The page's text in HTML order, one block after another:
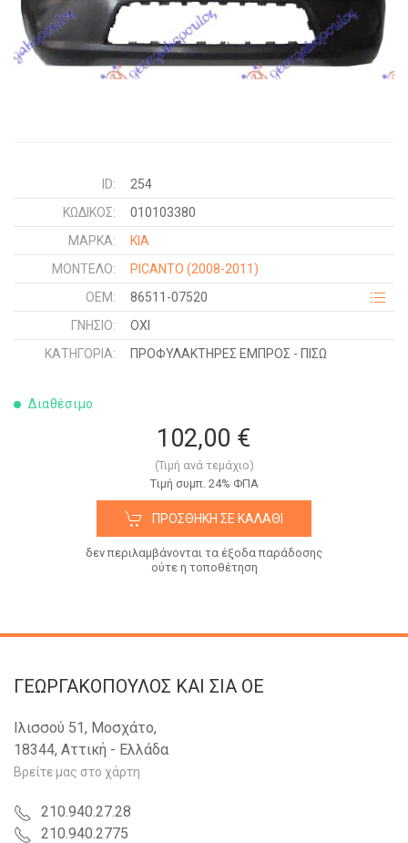
ID:
254
ΚΩΔΙΚΌΣ:
010103380
ΜΑΡΚΑ:
KIA
ΜΟΝΤΕΛΟ:
PICANTO (2008-2011)
OEM:
86511-07520
ΓΝΉΣΙΟ:
ΟΧΙ
ΚΑΤΗΓΟΡΊΑ:
ΠΡΟΦΥΛΑΚΤΗΡΕΣ ΕΜΠΡΟΣ - ΠΙΣΩ
Διαθέσιμο
102,00 €
(Τιμή ανά τεμάχιο)
Tιμή συμπ. 24% ΦΠΑ
ΠΡΟΣΘΉΚΗ ΣΕ ΚΑΛΆΘΙ
δεν περιλαμβάνονται τα έξοδα παράδοσης
ούτε η τοποθέτηση
ΓΕΩΡΓΑΚΟΠΟΥΛΟΣ KAI ΣΙΑ OE
Ιλισσού 51, Μοσχάτο,
18344, Αττική - Ελλάδα
Βρείτε μας στο χάρτη
210.940.27.28
210.940.2775